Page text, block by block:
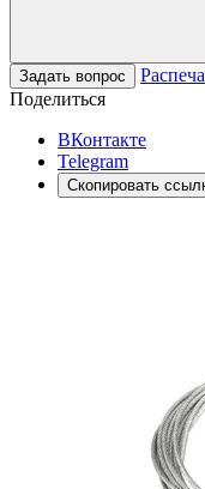
Задать вопрос
Поделиться
ВКонтакте
Telegram
Скопировать